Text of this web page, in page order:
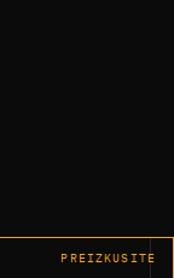
PREIZKUSITE